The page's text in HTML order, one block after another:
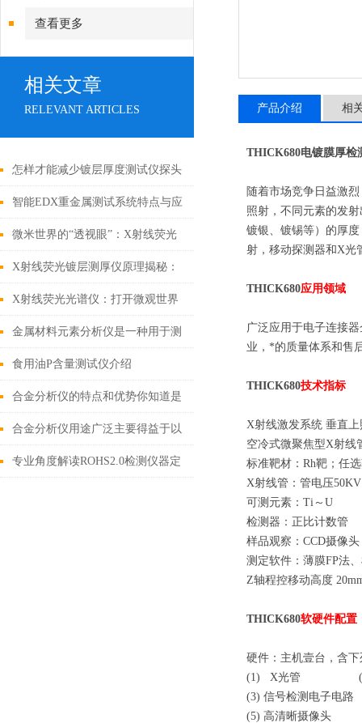
查看更多
相关文章
RELEVANT ARTICLES
怎样才能减少镀层厚度测试仪探头
的磨损？
智能EDX重金属测试系统特点与应
用
微米世界的“透视眼”：X射线荧光
镀层测厚仪与表面工程的隐形战争
X射线荧光镀层测厚仪原理揭秘：
激发与捕捉的原子级“对话”
X射线荧光光谱仪：打开微观世界
的钥匙
金属材料元素分析仪是一种用于测
定金属的精密仪器
食用油P含量测试仪介绍
合金分析仪的特点和优势你知道是
哪些吗？
合金分析仪用途广泛主要得益于以
下优势
专业角度解读ROHS2.0检测仪器定
产品介绍 相
THICK680电镀膜厚检
随着市场竞争日益激
照射，不同元素的发
镀银、镀锡等）的厚
射，移动探测器和X光
THICK680应用领域
广泛应用于电子连接
业，*的质量体系和售
THICK680技术指标
X射线激发系统 垂直
空冷式微聚焦型X射线
标准靶材：Rh靶；任
X射线管：管电压
可测元素：Ti～U
检测器：正比计数管
样品观察：CCD摄像头
测定软件：薄膜FP法
Z轴程控移动高度
THICK680软硬件配置
硬件：主机壹台，含
(1) X光管 (2)
(3) 信号检测电子电
(5) 高清晰摄像头